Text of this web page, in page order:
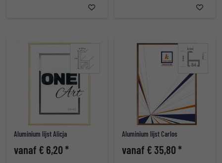
Aluminium lijst Alicja
vanaf € 6,20 *
Aluminium lijst Carlos
vanaf € 35,80 *